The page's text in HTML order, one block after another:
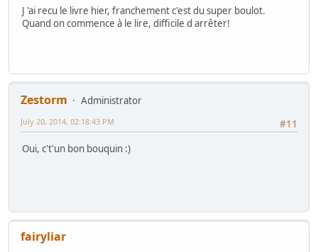
J 'ai recu le livre hier, franchement c'est du super boulot.
Quand on commence à le lire, difficile d arrêter!
Zestorm
Administrator
#11
July 20, 2014, 02:18:43 PM
Oui, c't'un bon bouquin :)
fairyliar